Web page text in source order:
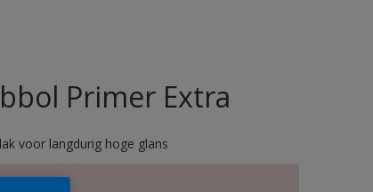
Primer Extra
voor langdurig hoge glans